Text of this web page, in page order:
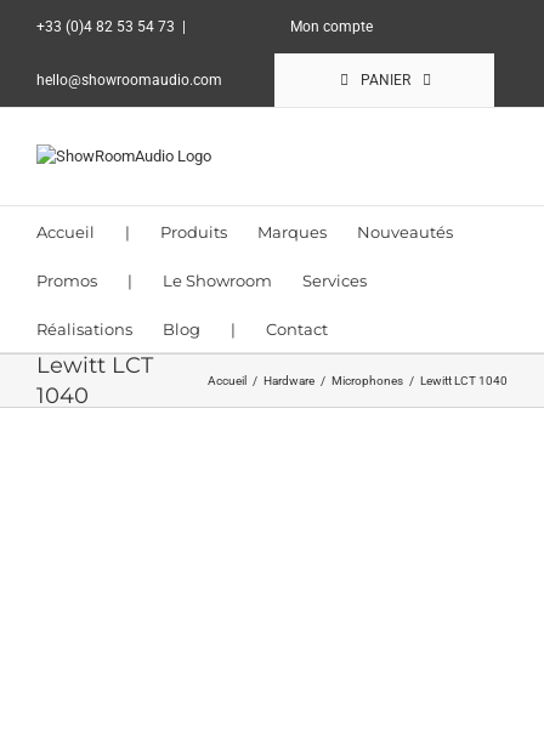
+33 (0)4 82 53 54 73
hello@showroomaudio.com
Mon compte
PANIER
Accueil | Produits Marques Nouveautés
Promos | Le Showroom Services
Réalisations Blog | Contact
Lewitt LCT
1040
Accueil Hardware Microphones Lewitt LCT 1040